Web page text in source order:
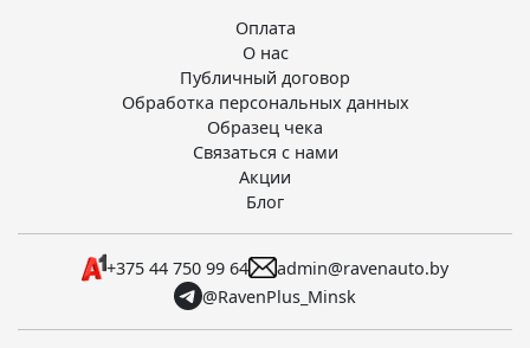
Оплата
О нас
Публичный договор
Обработка персональных данных
Образец чека
Связаться с нами
Акции
Блог
+375 44 750 99 64
admin@ravenauto.by
@RavenPlus_Minsk